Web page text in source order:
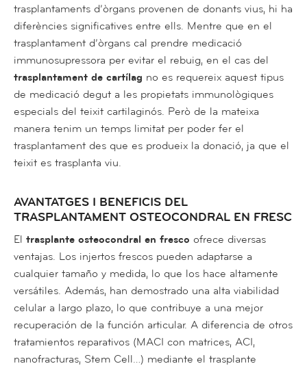
trasplantaments d’òrgans provenen de donants vius, hi ha
diferències significatives entre ells. Mentre que en el
trasplantament d’òrgans cal prendre medicació
immunosupressora per evitar el rebuig, en el cas del
trasplantament de cartílag no es requereix aquest tipus
de medicació degut a les propietats immunològiques
especials del teixit cartilaginós. Però de la mateixa
manera tenim un temps limitat per poder fer el
trasplantament des que es produeix la donació, ja que el
teixit es trasplanta viu.
AVANTATGES I BENEFICIS DEL
TRASPLANTAMENT OSTEOCONDRAL EN FRESC
El trasplante osteocondral en fresco ofrece diversas
ventajas. Los injertos frescos pueden adaptarse a
cualquier tamaño y medida, lo que los hace altamente
versátiles. Además, han demostrado una alta viabilidad
celular a largo plazo, lo que contribuye a una mejor
recuperación de la función articular. A diferencia de otros
tratamientos reparativos (MACI con matrices, ACI,
nanofracturas, Stem Cell…) mediante el trasplante